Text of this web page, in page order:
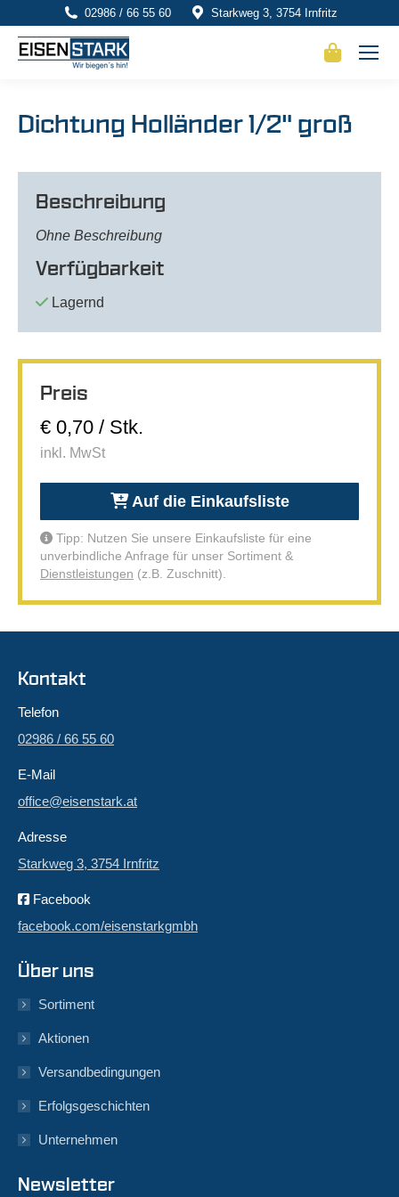
02986 / 66 55 60 Starkweg 3, 3754 Irnfritz
Dichtung Holländer 1/2" groß
Beschreibung
Ohne Beschreibung
Verfügbarkeit
Lagernd
Preis
€ 0,70 / Stk.
inkl. MwSt
Auf die Einkaufsliste
Tipp: Nutzen Sie unsere Einkaufsliste für eine
unverbindliche Anfrage für unser Sortiment &
Dienstleistungen (z.B. Zuschnitt).
Kontakt
Telefon
02986 / 66 55 60
E-Mail
office@eisenstark.at
Adresse
Starkweg 3, 3754 Irnfritz
Facebook
facebook.com/eisenstarkgmbh
Über uns
Sortiment
Aktionen
Versandbedingungen
Erfolgsgeschichten
Unternehmen
Newsletter